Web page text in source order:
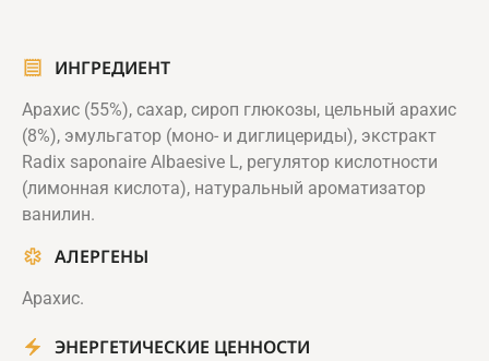
ИНГРЕДИЕНТ
Арахис (55%), сахар, сироп глюкозы, цельный арахис
(8%), эмульгатор (моно- и диглицериды), экстракт
Radix saponaire Albaesive L, регулятор кислотности
(лимонная кислота), натуральный ароматизатор
ванилин.
АЛЕРГЕНЫ
Арахис.
ЭНЕРГЕТИЧЕСКИЕ ЦЕННОСТИ